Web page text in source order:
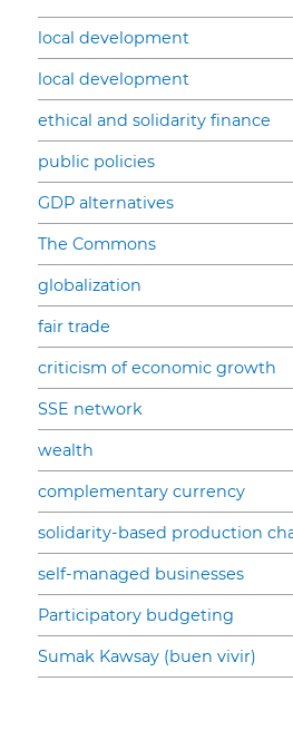
local development
local development
ethical and solidarity finance
public policies
GDP alternatives
The Commons
globalization
fair trade
criticism of economic growth
SSE network
wealth
complementary currency
solidarity-based production
self-managed businesses
Participatory budgeting
Sumak Kawsay (buen vivir)